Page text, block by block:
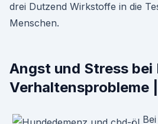
drei Dutzend Wirkstoffe in die
Menschen.
Angst und Stress bei
Verhaltensprobleme